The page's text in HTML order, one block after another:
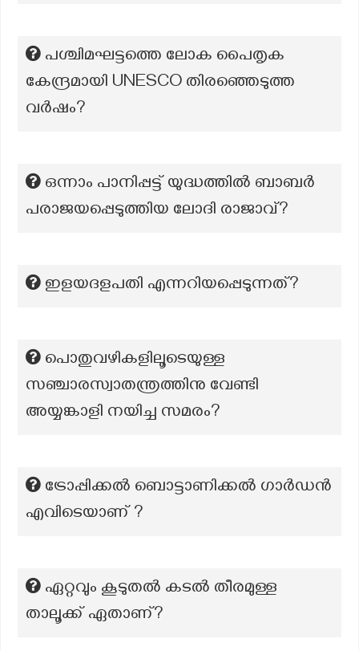
പശ്ചിമഘട്ടത്തെ ലോക പൈതൃക
കേന്ദ്രമായി UNESCO തിരഞ്ഞെടുത്ത
വർഷം?
ഒന്നാം പാനിപ്പട്ട് യുദ്ധത്തിൽ ബാബർ
പരാജയപ്പെടുത്തിയ ലോദി രാജാവ്?
ഇളയദളപതി എന്നറിയപ്പെടുന്നത്?
പൊതുവഴികളിലൂടെയുള്ള
സഞ്ചാരസ്വാതന്ത്രത്തിനു വേണ്ടി
അയ്യങ്കാളി നയിച്ച സമരം?
ട്രോപ്പിക്കൽ ബൊട്ടാണിക്കൽ ഗാർഡൻ
എവിടെയാണ് ?
ഏറ്റവും കൂടുതൽ കടൽ തീരമുള്ള
താലൂക്ക് ഏതാണ്?